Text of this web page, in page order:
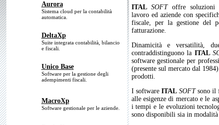
Aurora
Sistema cloud per la contabilità
automatica.
DeltaXp
Suite integrata contabilità, bilancio
e fiscali.
Unico Base
Software per la gestione degli
adempimenti fiscali.
MacroXp
Software gestionale per le aziende.
ITAL SOFToffre soluzioni
lavoro ed aziende con
fiscale, per la gestione del
fatturazione.
Dinamicità e versatilità,
contraddistinguono la ITAL
software gestionale per
(presente sul mercato dal
prodotti.
I software ITAL SOFTsono il
alle esigenze di mercato e le
i tempi e le evoluzioni
sono disponibili sia in